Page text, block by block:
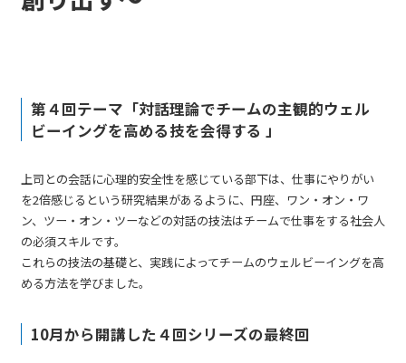
第４回テーマ「対話理論でチームの主観的ウェル
ビーイングを高める技を会得する 」
上司との会話に心理的安全性を感じている部下は、仕事にやりがい
を2倍感じるという研究結果があるように、円座、ワン・オン・ワ
ン、ツー・オン・ツーなどの対話の技法はチームで仕事をする社会人
の必須スキルです。
これらの技法の基礎と、実践によってチームのウェルビーイングを高
める方法を学びました。
10月から開講した４回シリーズの最終回